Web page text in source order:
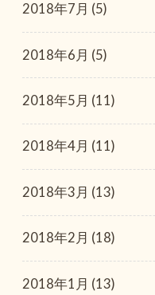
2018年7月 (5)
2018年6月 (5)
2018年5月 (11)
2018年4月 (11)
2018年3月 (13)
2018年2月 (18)
2018年1月 (13)